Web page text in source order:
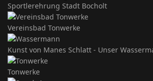
Sportlerehrung Stadt Bocholt
Vereinsbad Tonwerke
Kunst von Manes Schlatt - Unser
Tonwerke